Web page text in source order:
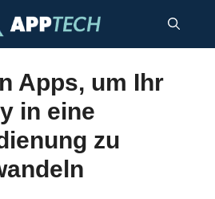
Apps, um Ihr
in eine
zu